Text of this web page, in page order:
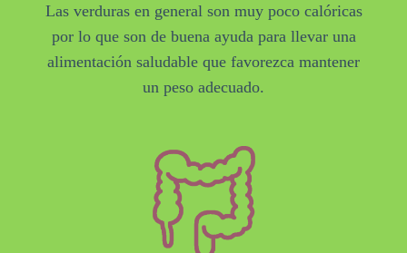
Las verduras en general son muy poco calóricas
por lo que son de buena ayuda para llevar una
alimentación saludable que favorezca mantener
un peso adecuado.